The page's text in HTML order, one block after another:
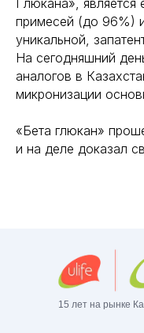
Глюкана», является
примесей (до 96%)
уникальной,
На сегодняшний
аналогов в
микронизации
«Бета глюкан»
и на деле доказал
15 лет на рынке